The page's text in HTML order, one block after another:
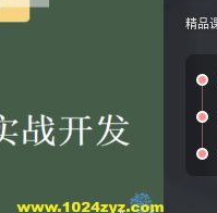
精品